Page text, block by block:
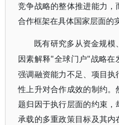
竞争战略的整体推进能力
合作框架在具体国家层面的
既有研究多从资金规
因素解释"全球门户"战略在
强调融资能力不足、项目
性上升对合作成效的制约
题归因于执行层面的约束
承载的多重政策目标及其